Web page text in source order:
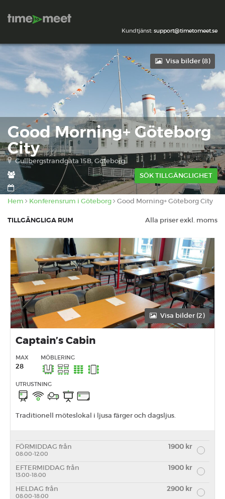
Kundtjänst: support@timetomeet.se
Visa bilder (8)
Good Morning+ Göteborg
City
Gullbergstrandgata 15B, Göteborg
SÖK TILLGÄNGLIGHET
Hem Konferensrum i Göteborg Good Morning+ Göteborg City
Alla priser exkl. moms
TILLGÄNGLIGA RUM
Visa bilder (2)
Captain’s Cabin
MAX
28
MÖBLERING
UTRUSTNING
Traditionell möteslokal i ljusa färger och dagsljus.
FÖRMIDDAG från 1900 kr
08:00-12:00
EFTERMIDDAG från 1900 kr
13:00-18:00
HELDAG från 2900 kr
08:00-18:00